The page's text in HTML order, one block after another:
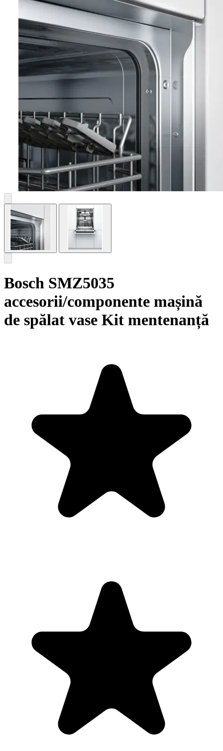
Bosch SMZ5035
accesorii/componente mașină
de spălat vase Kit mentenanță